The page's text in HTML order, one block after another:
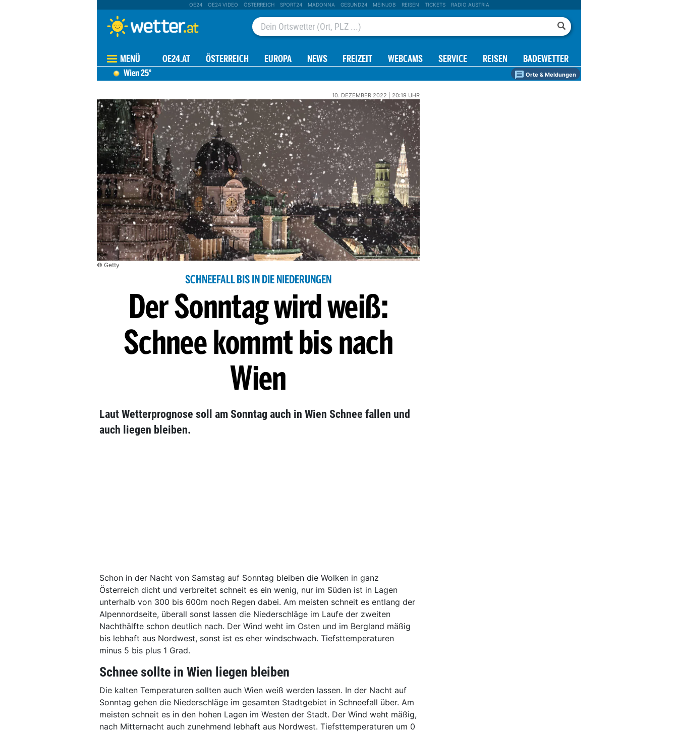
OE24 OE24 VIDEO ÖSTERREICH SPORT24 MADONNA GESUND24 MEINJOB REISEN TICKETS RADIO AUSTRIA
MENÜ OE24.AT ÖSTERREICH EUROPA NEWS FREIZEIT WEBCAMS SERVICE REISEN BADEWETTER
Wien25° Orte & Meldungen
10. DEZEMBER 2022 | 20:19 UHR
© Getty
SCHNEEFALL BIS IN DIE NIEDERUNGEN
Der Sonntag wird weiß:
Schnee kommt bis nach
Wien
Laut Wetterprognose soll am Sonntag auch in Wien Schnee fallen und
auch liegen bleiben.
Schon in der Nacht von Samstag auf Sonntag bleiben die Wolken in ganz
Österreich dicht und verbreitet schneit es ein wenig, nur im Süden ist in Lagen
unterhalb von 300 bis 600m noch Regen dabei. Am meisten schneit es entlang der
Alpennordseite, überall sonst lassen die Niederschläge im Laufe der zweiten
Nachthälfte schon deutlich nach. Der Wind weht im Osten und im Bergland mäßig
bis lebhaft aus Nordwest, sonst ist es eher windschwach. Tiefsttemperaturen
minus 5 bis plus 1 Grad.
Schnee sollte in Wien liegen bleiben
Die kalten Temperaturen sollten auch Wien weiß werden lassen. In der Nacht auf
Sonntag gehen die Niederschläge im gesamten Stadtgebiet in Schneefall über. Am
meisten schneit es in den hohen Lagen im Westen der Stadt. Der Wind weht mäßig,
nach Mitternacht auch zunehmend lebhaft aus Nordwest. Tiefsttemperaturen um 0